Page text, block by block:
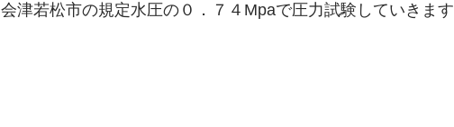
会津若松市の規定水圧の０．７４Mpaで圧力試験していきます